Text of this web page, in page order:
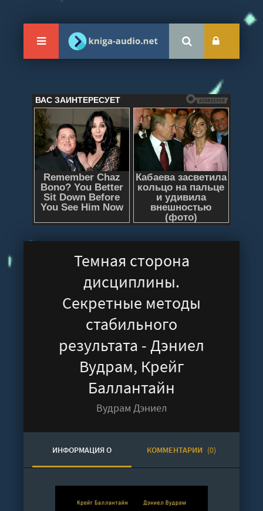
Темная сторона
дисциплины.
Секретные методы
стабильного
результата - Дэниел
Вудрам, Крейг
Баллантайн
Вудрам Дэниел
ИНФОРМАЦИЯ О
АУДИОКНИГЕ
КОММЕНТАРИИ (0)